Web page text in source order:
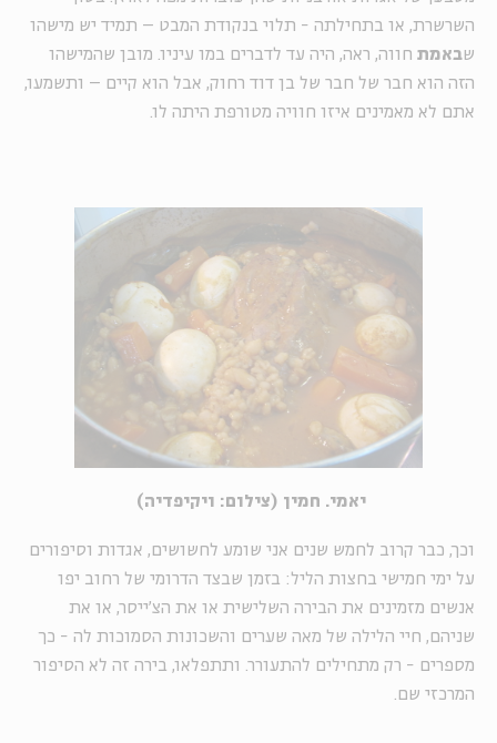
השרשרת, או בתחילתה - תלוי בנקודת המבט – תמיד יש מישהו
שבאמת חווה, ראה, היה עד לדברים במו עיניו. מובן שהמישהו
הזה הוא חבר של חבר של בן דוד רחוק, אבל הוא קיים – ותשמעו,
אתם לא מאמינים איזו חוויה מטורפת היתה לו.
יאמי. חמין (צילום: ויקיפדיה)
וכך, כבר קרוב לחמש שנים אני שומע לחשושים, אגדות וסיפורים
על ימי חמישי בחצות הליל: בזמן שבצד הדרומי של רחוב יפו
אנשים מזמינים את הבירה השלישית או את הצ'ייסר, או את
שניהם, חיי הלילה של מאה שערים והשכונות הסמוכות לה - כך
מספרים - רק מתחילים להתעורר. ותתפלאו, בירה זה לא הסיפור
המרכזי שם.